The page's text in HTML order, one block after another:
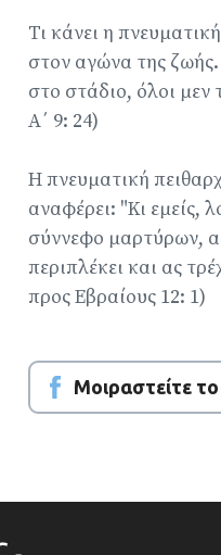
Τι κάνει η
στον αγώνα της
στο στάδιο, όλοι μεν
Α΄ 9: 24)
Η πνευματική
αναφέρει: "Κι εμείς,
σύννεφο μαρτύρων,
περιπλέκει και ας
προς Εβραίους 12: 1)
Μοιραστείτε